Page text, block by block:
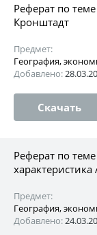
Реферат по
Кронштадт
Предмет:
География,
Добавлено:
Скачать
Реферат по
Предмет:
География,
Добавлено: